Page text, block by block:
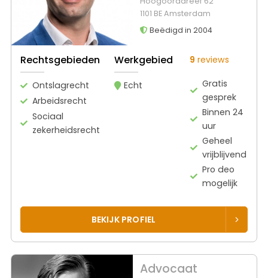
1101 BE Amsterdam
Beëdigd in 2004
Rechtsgebieden
Ontslagrecht
Arbeidsrecht
Sociaal
zekerheidsrecht
Werkgebied
Echt
9 reviews
Gratis
gesprek
Binnen 24
uur
Geheel
vrijblijvend
Pro deo
mogelijk
BEKIJK PROFIEL
Advocaat